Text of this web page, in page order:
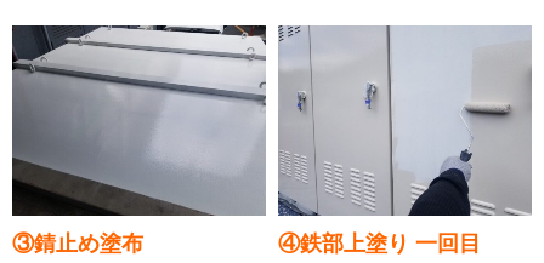
③錆止め塗布 ④鉄部上塗り 一回目